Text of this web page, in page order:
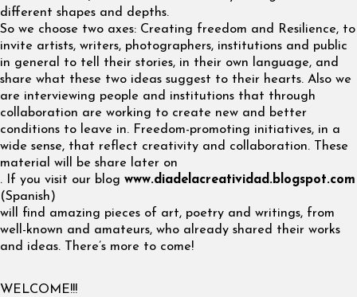
different shapes and depths.
So we choose two axes: Creating freedom and Resilience, to
invite artists, writers, photographers, institutions and public
in general to tell their stories, in their own language, and
share what these two ideas suggest to their hearts. Also we
are interviewing people and institutions that through
collaboration are working to create new and better
conditions to leave in. Freedom-promoting initiatives, in a
wide sense, that reflect creativity and collaboration. These
material will be share later on
. If you visit our blog www.diadelacreatividad.blogspot.com
(Spanish)
will find amazing pieces of art, poetry and writings, from
well-known and amateurs, who already shared their works
and ideas. There’s more to come!
WELCOME!!!